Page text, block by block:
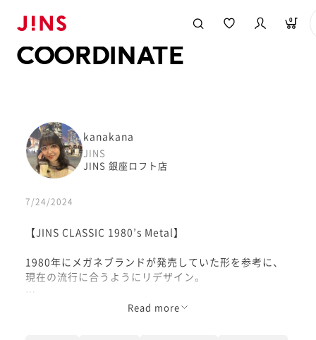
0
COORDINATE
kanakana
JINS
JINS 銀座ロフト店
7/24/2024
【JINS CLASSIC 1980’s Metal】
1980年にメガネブランドが発売していた形を参考に、
現在の流行に合うようにリデザイン。
リムには彫金が入っているため、レトロ感溢れるフレー
Read more